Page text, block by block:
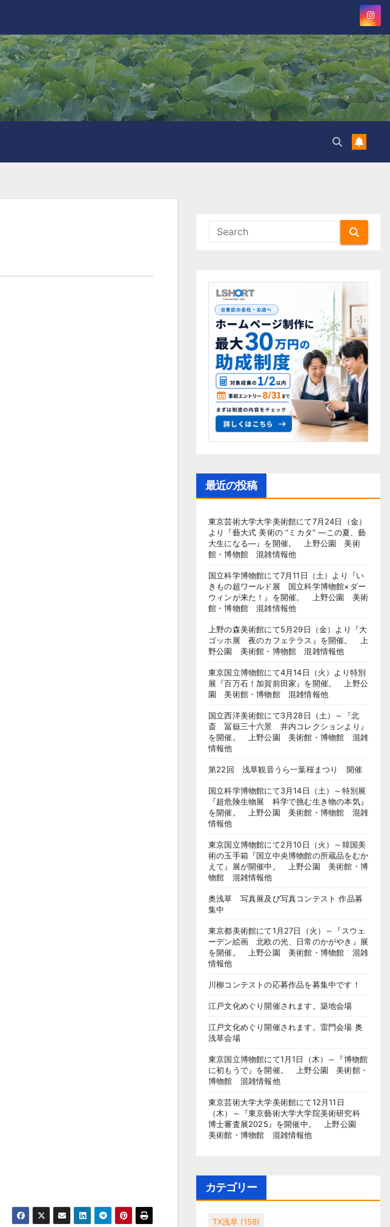
最近の投稿
東京芸術大学大学美術館にて7月24日（金）
より『藝大式 美術の “ミカタ” ―この夏、藝
大生になる―』を開催。 上野公園 美術
館・博物館 混雑情報他
国立科学博物館にて7月11日（土）より『い
きもの超ワールド展 国立科学博物館×ダー
ウィンが来た！』を開催。 上野公園 美術
館・博物館 混雑情報他
上野の森美術館にて5月29日（金）より『大
ゴッホ展 夜のカフェテラス』を開催。 上
野公園 美術館・博物館 混雑情報他
東京国立博物館にて4月14日（火）より特別
展『百万石！加賀前田家』を開催。 上野公
園 美術館・博物館 混雑情報他
国立西洋美術館にて3月28日（土）～『北
斎 冨嶽三十六景 井内コレクションより』
を開催。 上野公園 美術館・博物館 混雑
情報他
第22回 浅草観音うら一葉桜まつり 開催
国立科学博物館にて3月14日（土）～特別展
『超危険生物展 科学で挑む生き物の本気』
を開催。 上野公園 美術館・博物館 混雑
情報他
東京国立博物館にて2月10日（火）～韓国美
術の玉手箱『国立中央博物館の所蔵品をむか
えて』展が開催中。 上野公園 美術館・博
物館 混雑情報他
奥浅草 写真展及び写真コンテスト 作品募
集中
東京都美術館にて1月27日（火）～『スウェ
ーデン絵画 北欧の光、日常のかがやき』展
を開催。 上野公園 美術館・博物館 混雑
情報他
川柳コンテストの応募作品を募集中です！
江戸文化めぐり開催されます。築地会場
江戸文化めぐり開催されます。雷門会場 奥
浅草会場
東京国立博物館にて1月1日（木）～『博物館
に初もうで』を開催。 上野公園 美術館・
博物館 混雑情報他
東京芸術大学大学美術館にて12月11日
（木）～『東京藝術大学大学院美術研究科
博士審査展2025』を開催中。 上野公園
美術館・博物館 混雑情報他
カテゴリー
TX浅草 (158)